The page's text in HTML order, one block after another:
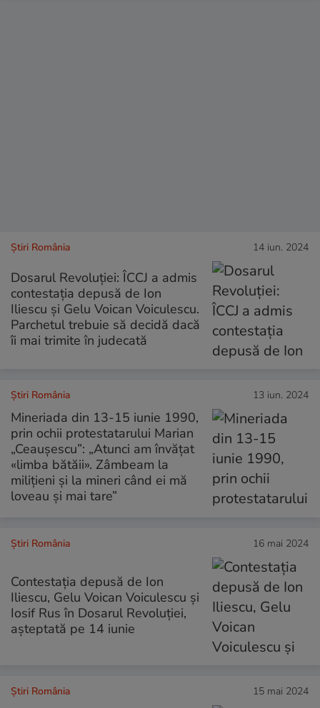
Știri România 14 iun. 2024
Dosarul Revoluției: ÎCCJ a admis
contestația depusă de Ion
Iliescu și Gelu Voican Voiculescu.
Parchetul trebuie să decidă dacă
îi mai trimite în judecată
Știri România 13 iun. 2024
Mineriada din 13-15 iunie 1990,
prin ochii protestatarului Marian
„Ceaușescu”: „Atunci am învățat
«limba bătăii». Zâmbeam la
milițieni și la mineri când ei mă
loveau și mai tare”
Știri România 16 mai 2024
Contestaţia depusă de Ion
Iliescu, Gelu Voican Voiculescu și
Iosif Rus în Dosarul Revoluției,
aşteptată pe 14 iunie
Știri România 15 mai 2024